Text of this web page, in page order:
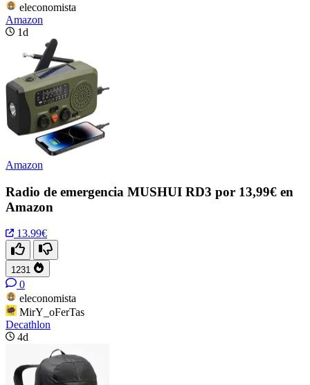
eleconomista
Amazon
1d
Amazon
Radio de emergencia MUSHUI RD3 por 13,99€ en
Amazon
13.99€
1231
0
eleconomista
MirY_oFerTas
Decathlon
4d